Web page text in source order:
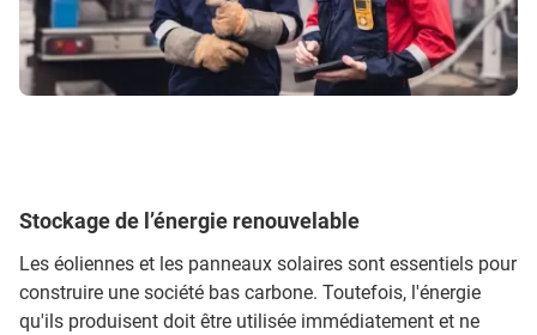
Stockage de l’énergie renouvelable
Les éoliennes et les panneaux solaires sont essentiels pour
construire une société bas carbone. Toutefois, l'énergie
qu'ils produisent doit être utilisée immédiatement et ne